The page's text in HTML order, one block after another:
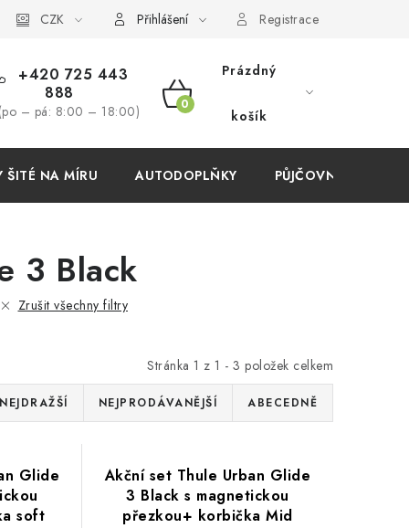
podmínky
CZK Přihlášení Registrace
+420 725 443
888
– pá: 8:00 – 18:00)
NÁKUPNÍ
Prázdný
košík
ŠITÉ NA MÍRU AUTODOPLŇKY PŮJČOVNA
3 Black
Zrušit všechny filtry
Stránka 1 z 1 - 3 položek celkem
NEJDRAŽŠÍ NEJPRODÁVANĚJŠÍ ABECEDNĚ
Glide
soft
Akční set Thule Urban Glide
3 Black s magnetickou
přezkou+ korbička Mid